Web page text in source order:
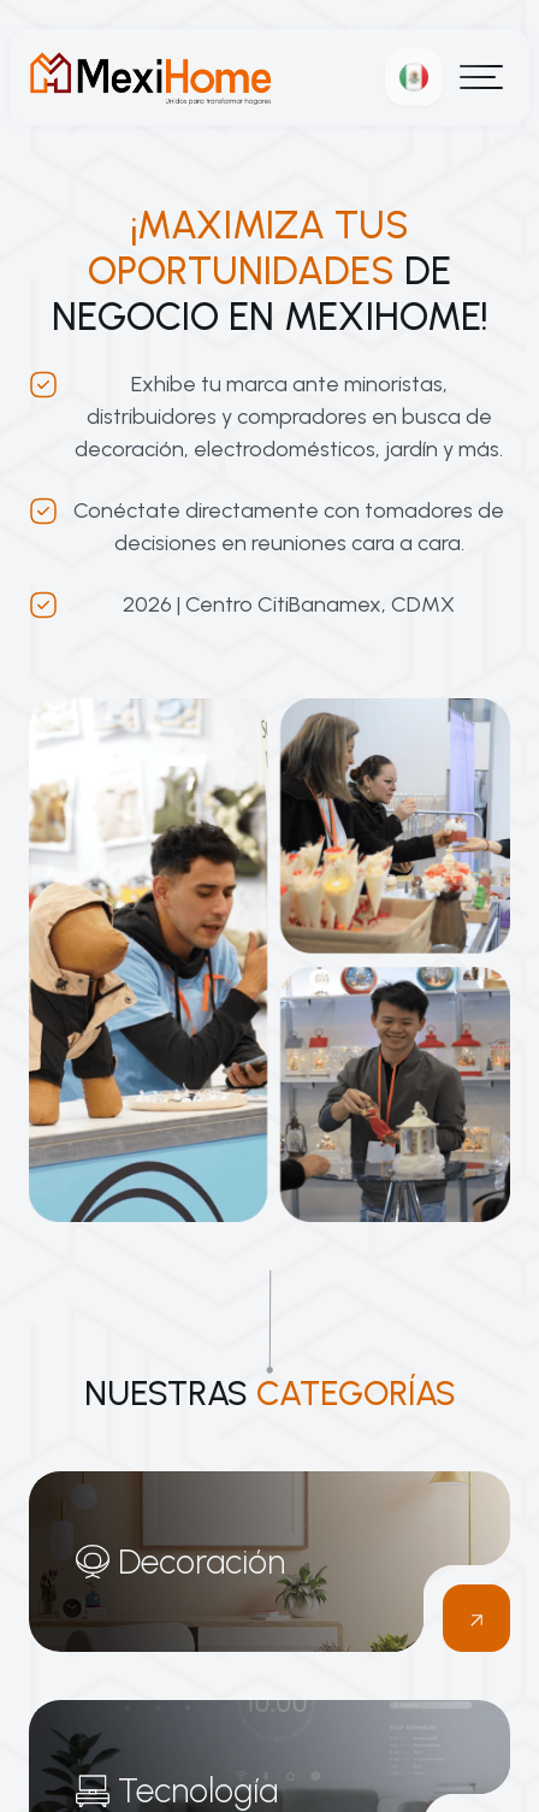
¡MAXIMIZA TUS
OPORTUNIDADES DE
NEGOCIO EN MEXIHOME!
Exhibe tu marca ante minoristas,
distribuidores y compradores en busca de
decoración, electrodomésticos, jardín y más.
Conéctate directamente con tomadores de
decisiones en reuniones cara a cara.
2026 | Centro CitiBanamex, CDMX
NUESTRAS CATEGORÍAS
Decoración
Tecnología